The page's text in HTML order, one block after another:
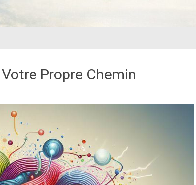
Propre Chemin